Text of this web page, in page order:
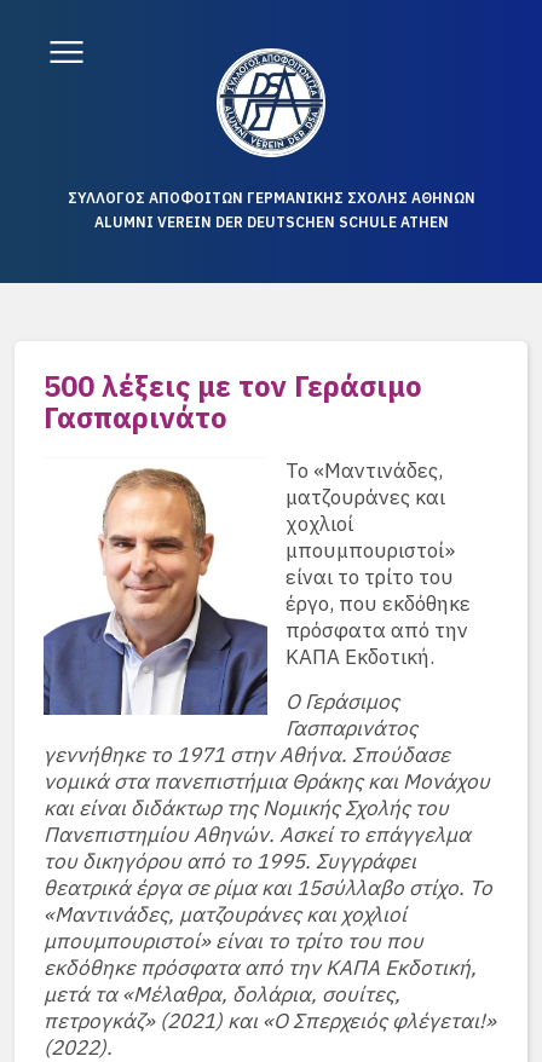
ΣΥΛΛΟΓΟΣ ΑΠΟΦΟΙΤΩΝ ΓΕΡΜΑΝΙΚΗΣ ΣΧΟΛΗΣ ΑΘΗΝΩΝ
ALUMNI VEREIN DER DEUTSCHEN SCHULE ATHEN
500 λέξεις με τον Γεράσιμο
Γασπαρινάτο
Το «Μαντινάδες,
ματζουράνες και
χοχλιοί
μπουμπουριστοί»
είναι το τρίτο του
έργο, που εκδόθηκε
πρόσφατα από την
ΚΑΠΑ Εκδοτική.
Ο Γεράσιμος
Γασπαρινάτος
γεννήθηκε το 1971 στην Αθήνα. Σπούδασε
νομικά στα πανεπιστήμια Θράκης και Μονάχου
και είναι διδάκτωρ της Νομικής Σχολής του
Πανεπιστημίου Αθηνών. Ασκεί το επάγγελμα
του δικηγόρου από το 1995. Συγγράφει
θεατρικά έργα σε ρίμα και 15σύλλαβο στίχο. Το
«Μαντινάδες, ματζουράνες και χοχλιοί
μπουμπουριστοί» είναι το τρίτο του που
εκδόθηκε πρόσφατα από την ΚΑΠΑ Εκδοτική,
μετά τα «Μέλαθρα, δολάρια, σουίτες,
πετρογκάζ» (2021) και «Ο Σπερχειός φλέγεται!»
(2022).